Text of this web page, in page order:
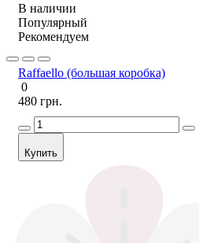
В наличии
Популярный
Рекомендуем
Raffaello (большая коробка)
0
480 грн.
Купить